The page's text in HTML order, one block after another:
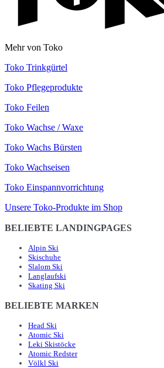
Mehr von Toko
Toko Trinkgürtel
Toko Pflegeprodukte
Toko Feilen
Toko Wachse / Waxe
Toko Wachs Bürsten
Toko Wachseisen
Toko Einspannvorrichtung
Unsere Toko-Produkte im Shop
BELIEBTE LANDINGPAGES
Alpin Ski
Skischuhe
Slalom Ski
Langlaufski
Skating Ski
BELIEBTE MARKEN
Head Ski
Atomic Ski
Leki Skistöcke
Atomic Redster
Völkl Ski